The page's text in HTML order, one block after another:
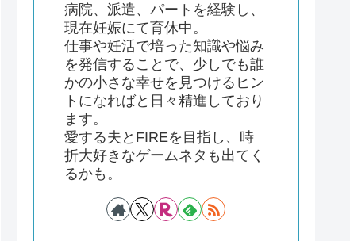
病院、派遣、パートを経験し、
現在妊娠にて育休中。
仕事や妊活で培った知識や悩み
を発信することで、少しでも誰
かの小さな幸せを見つけるヒン
トになればと日々精進しており
ます。
愛する夫とFIREを目指し、時
折大好きなゲームネタも出てく
るかも。